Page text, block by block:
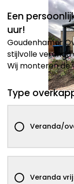
Een
uur!
Goudenhamer
stijlvolle
Wij monteren de
Type
Veranda/
Veranda